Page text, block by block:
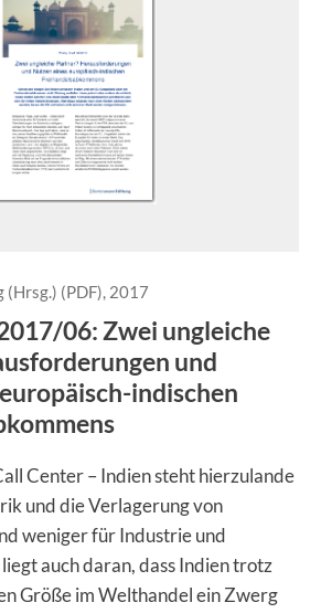
(PDF), 2017
06: Zwei ungleiche
und
indischen
Center – Indien steht hierzulande
und die Verlagerung von
weniger für Industrie und
auch daran, dass Indien trotz
Größe im Welthandel ein Zwerg